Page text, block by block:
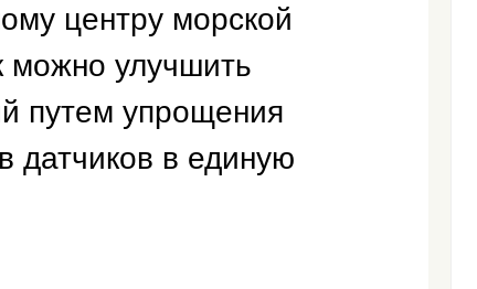
центру морской
можно улучшить
путем упрощения
датчиков в единую